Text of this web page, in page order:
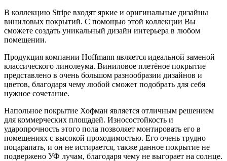
В коллекцию Stripe входят яркие и оригинальные дизайны
виниловых покрытий. С помощью этой коллекции Вы
сможете создать уникальный дизайн интерьера в любом
помещении.
Продукция компании Hoffmann является идеальной заменой
классического линолеума. Виниловое плетёное покрытие
представлено в очень большом разнообразии дизайнов и
цветов, благодаря чему любой сможет подобрать для себя
нужное сочетание.
Напольное покрытие Хофман является отличным решением
для коммерческих площадей. Износостойкость и
ударопрочность этого пола позволяет монтировать его в
помещениях с высокой проходимостью. Его очень трудно
поцарапать, и он не истирается, также данное покрытие не
подвержено УФ лучам, благодаря чему не выгорает на солнце.